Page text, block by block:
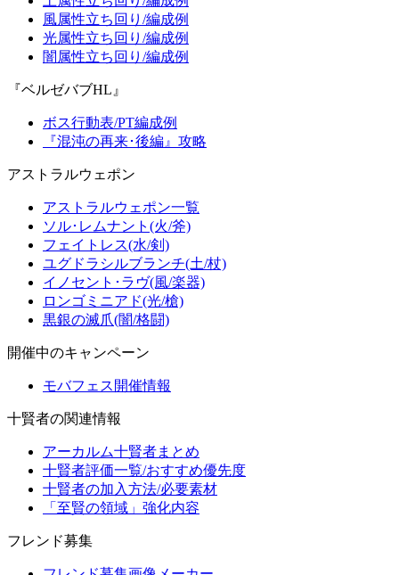
風属性立ち回り/編成例
光属性立ち回り/編成例
闇属性立ち回り/編成例
『ベルゼバブHL』
ボス行動表/PT編成例
『混沌の再来･後編』攻略
アストラルウェポン
アストラルウェポン一覧
ソル･レムナント(火/斧)
フェイトレス(水/剣)
ユグドラシルブランチ(土/杖)
イノセント･ラヴ(風/楽器)
ロンゴミニアド(光/槍)
黒銀の滅爪(闇/格闘)
開催中のキャンペーン
モバフェス開催情報
十賢者の関連情報
アーカルム十賢者まとめ
十賢者評価一覧/おすすめ優先度
十賢者の加入方法/必要素材
「至賢の領域」強化内容
フレンド募集